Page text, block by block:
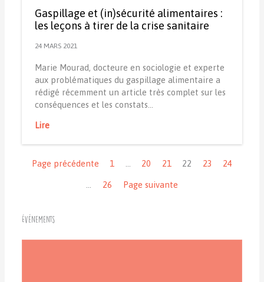
Gaspillage et (in)sécurité alimentaires :
les leçons à tirer de la crise sanitaire
24 MARS 2021
Marie Mourad, docteure en sociologie et experte
aux problématiques du gaspillage alimentaire a
rédigé récemment un article très complet sur les
conséquences et les constats…
Lire
Page précédente
1 20 21 22 23 24
26 Page suivante
Événements